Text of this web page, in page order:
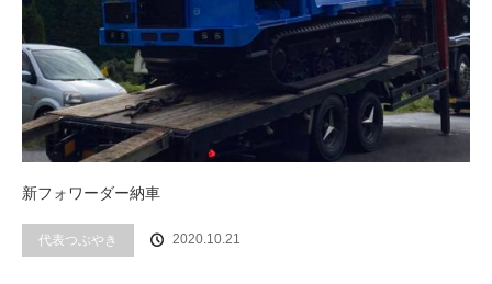
新フォワーダー納車
代表つぶやき 2020.10.21